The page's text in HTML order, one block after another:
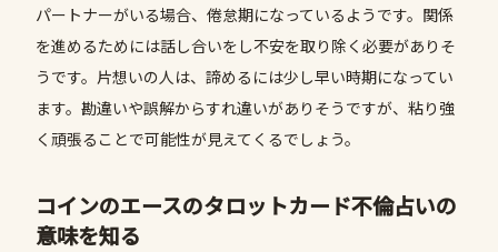
パートナーがいる場合、倦怠期になっているようです。関係
を進めるためには話し合いをし不安を取り除く必要がありそ
うです。片想いの人は、諦めるには少し早い時期になってい
ます。勘違いや誤解からすれ違いがありそうですが、粘り強
く頑張ることで可能性が見えてくるでしょう。
コインのエースのタロットカード不倫占いの
意味を知る